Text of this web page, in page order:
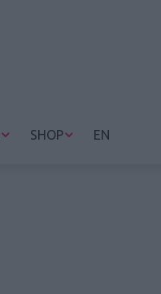
SHOP EN